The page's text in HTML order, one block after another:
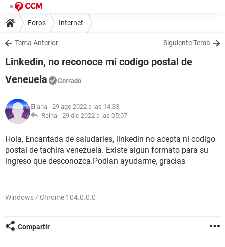
Foros Internet
Tema Anterior Siguiente Tema
Linkedin, no reconoce mi codigo postal de
Veneuela
Cerrado
Eliana - 29 ago 2022 a las 14:33
Reina - 29 dic 2022 a las 05:07
Hola, Encantada de saludarles, linkedin no acepta ni codigo
postal de tachira venezuela. Existe algun formato para su
ingreso que desconozca.Podian ayudarme, gracias
Windows / Chrome 104.0.0.0
Compartir